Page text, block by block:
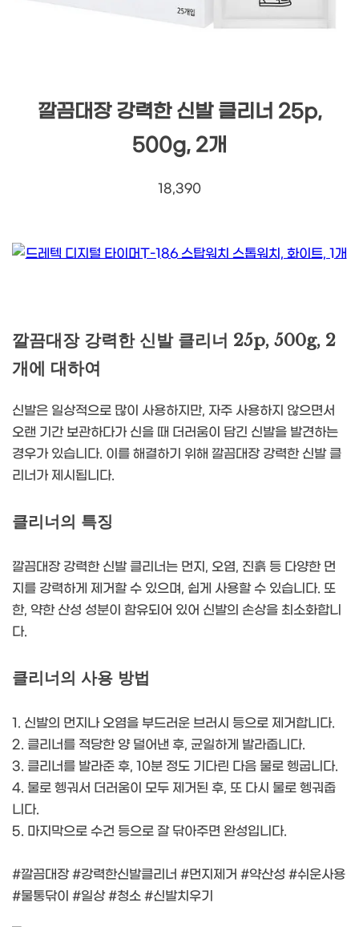
깔끔대장 강력한 신발 클리너 25p,
500g, 2개
18,390
깔끔대장 강력한 신발 클리너 25p, 500g, 2
개에 대하여
신발은 일상적으로 많이 사용하지만, 자주 사용하지 않으면서
오랜 기간 보관하다가 신을 때 더러움이 담긴 신발을 발견하는
경우가 있습니다. 이를 해결하기 위해 깔끔대장 강력한 신발 클
리너가 제시됩니다.
클리너의 특징
깔끔대장 강력한 신발 클리너는 먼지, 오염, 진흙 등 다양한 먼
지를 강력하게 제거할 수 있으며, 쉽게 사용할 수 있습니다. 또
한, 약한 산성 성분이 함유되어 있어 신발의 손상을 최소화합니
다.
클리너의 사용 방법
1. 신발의 먼지나 오염을 부드러운 브러시 등으로 제거합니다.
2. 클리너를 적당한 양 덜어낸 후, 균일하게 발라줍니다.
3. 클리너를 발라준 후, 10분 정도 기다린 다음 물로 헹굽니다.
4. 물로 헹궈서 더러움이 모두 제거된 후, 또 다시 물로 헹궈줍
니다.
5. 마지막으로 수건 등으로 잘 닦아주면 완성입니다.
#깔끔대장 #강력한신발클리너 #먼지제거 #약산성 #쉬운사용
#물통닦이 #일상 #청소 #신발치우기